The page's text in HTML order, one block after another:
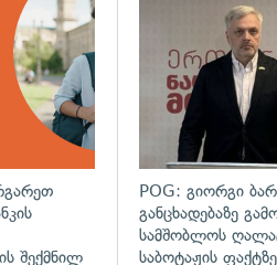
შექმნილ
POG: გიორგი
განცხადებაზე
სამშობლოს
საბოტაჟის